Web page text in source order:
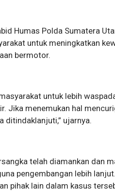
Humas Polda Sumatera
untuk meningkatkan
bermotor.
untuk lebih
Jika menemukan hal
ditindaklanjuti,” ujarnya.
telah diamankan dan
pengembangan lebih
pihak lain dalam kasus